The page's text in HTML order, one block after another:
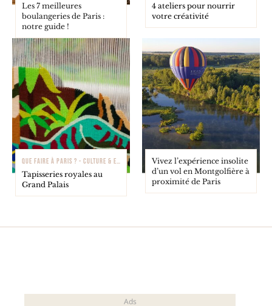
Les 7 meilleures
boulangeries de Paris :
notre guide !
4 ateliers pour nourrir
votre créativité
QUE FAIRE À PARIS ? - CULTURE & EXPOSITIONS
Tapisseries royales au
Grand Palais
Vivez l’expérience insolite
d’un vol en Montgolfière à
proximité de Paris